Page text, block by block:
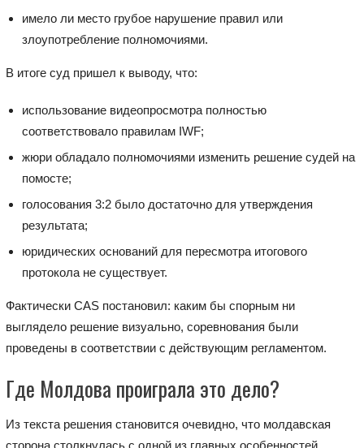
имело ли место грубое нарушение правил или
злоупотребление полномочиями.
В итоге суд пришел к выводу, что:
использование видеопросмотра полностью
соответствовало правилам IWF;
жюри обладало полномочиями изменить решение судей на
помосте;
голосования 3:2 было достаточно для утверждения
результата;
юридических оснований для пересмотра итогового
протокола не существует.
Фактически CAS постановил: каким бы спорным ни
выглядело решение визуально, соревнования были
проведены в соответствии с действующим регламентом.
Где Молдова проиграла это дело?
Из текста решения становится очевидно, что молдавская
сторона столкнулась с одной из главных особенностей